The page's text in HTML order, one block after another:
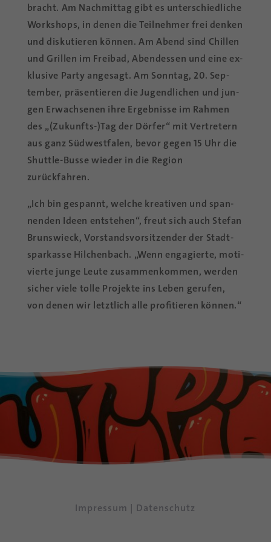
bracht. Am Nach­mit­tag gibt es un­ter­schied­li­che
Work­shops, in de­nen die Teil­neh­mer frei den­ken
und dis­ku­tie­ren kön­nen. Am Abend sind Chil­len
und Gril­len im Frei­bad, Abend­essen und eine ex­
klu­si­ve Par­ty an­ge­sagt. Am Sonn­tag, 20. Sep­
tem­ber, prä­sen­tie­ren die Ju­gend­li­chen und jun­
gen Er­wach­se­nen ihre Er­geb­nis­se im Rah­men
des „(Zukunfts-)Tag der Dör­fer“ mit Ver­tre­tern
aus ganz Süd­west­fa­len, be­vor ge­gen 15 Uhr die
Shut­tle-Bus­se wie­der in die Re­gi­on
zurückfahren.
„Ich bin ge­spannt, wel­che krea­ti­ven und span­
nen­den Ideen ent­ste­hen“, freut sich auch Ste­fan
Bruns­wieck, Vor­stands­vor­sit­zen­der der Stadt­
spar­kas­se Hil­chen­bach. „Wenn en­ga­gier­te, mo­ti­
vier­te jun­ge Leu­te zu­sam­men­kom­men, wer­den
si­cher vie­le tol­le Pro­jek­te ins Le­ben ge­ru­fen,
von de­nen wir letzt­lich alle pro­fi­tie­ren können.“
Im­pres­sum | Da­ten­schutz